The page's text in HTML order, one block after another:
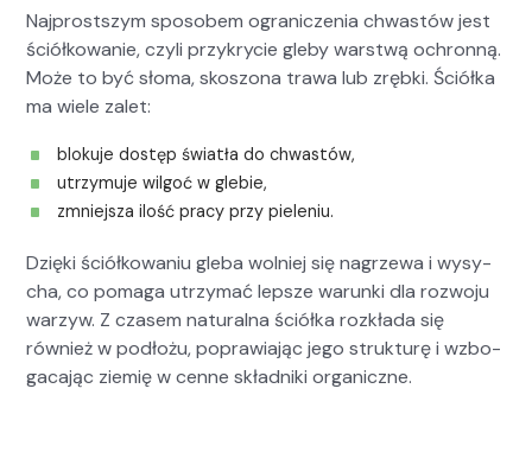
Najprost­szym sposobem ograniczenia chwastów jest
ściółkowanie, czyli przykrycie gle­by warst­wą ochron­ną.
Może to być sło­ma, skos­zona trawa lub zręb­ki. Ściół­ka
ma wiele zalet:
bloku­je dostęp światła do chwastów,
utrzy­mu­je wilgoć w glebie,
zmniejsza ilość pra­cy przy pie­le­niu.
Dzię­ki ściółkowa­niu gle­ba wol­niej się nagrze­wa i wysy­
cha, co poma­ga utrzy­mać lep­sze warun­ki dla roz­wo­ju
warzyw. Z cza­sem nat­u­ral­na ściół­ka rozkła­da się
również w podłożu, popraw­ia­jąc jego struk­turę i wzbo­
ga­ca­jąc ziemię w cenne skład­ni­ki organ­iczne.